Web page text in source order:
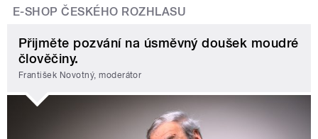
E-SHOP ČESKÉHO ROZHLASU
Přijměte pozvání na úsměvný doušek moudré
člověčiny.
František Novotný, moderátor